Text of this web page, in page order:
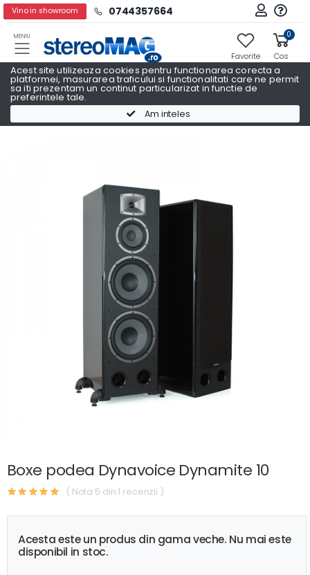
Acest site utilizeaza cookies pentru functionarea corecta a
platformei, masurarea traficului si functionalitati care ne permit
sa iti prezentam un continut particularizat in functie de
preferintele tale.
Am inteles
Vino in showroom 0744357664
MENIU
Favorite
0
Cos
Boxe podea DYNAVOICE
Boxe podea Dynavoice Dynamite 10
( Nota 5 din 1 recenzii )
Acesta este un produs din gama veche. Nu mai este
disponibil in stoc.